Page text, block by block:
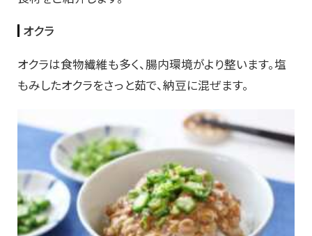
オクラ
オクラは食物繊維も多く、腸内環境がより整います。塩
もみしたオクラをさっと茹で、納豆に混ぜます。